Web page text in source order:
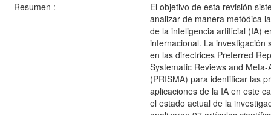
Resumen :
El objetivo de esta revisión
analizar de manera metódica
de la inteligencia artificial (IA)
internacional. La investigación
en las directrices Preferred
Systematic Reviews and Meta-
(PRISMA) para identificar las
aplicaciones de la IA en este
el estado actual de la